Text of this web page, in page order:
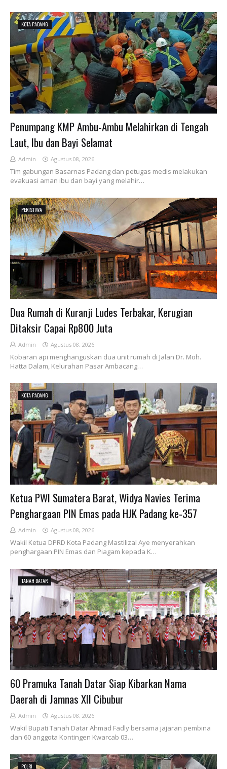
KOTA PADANG
Penumpang KMP Ambu-Ambu Melahirkan di Tengah
Laut, Ibu dan Bayi Selamat
Admin Agustus 08, 2026
Tim gabungan Basarnas Padang dan petugas medis melakukan
evakuasi aman ibu dan bayi yang melahir…
PERISTIWA
Dua Rumah di Kuranji Ludes Terbakar, Kerugian
Ditaksir Capai Rp800 Juta
Admin Agustus 08, 2026
Kobaran api menghanguskan dua unit rumah di Jalan Dr. Moh.
Hatta Dalam, Kelurahan Pasar Ambacang…
KOTA PADANG
Ketua PWI Sumatera Barat, Widya Navies Terima
Penghargaan PIN Emas pada HJK Padang ke-357
Admin Agustus 08, 2026
Wakil Ketua DPRD Kota Padang Mastilizal Aye menyerahkan
penghargaan PIN Emas dan Piagam kepada K…
TANAH DATAR
60 Pramuka Tanah Datar Siap Kibarkan Nama
Daerah di Jamnas XII Cibubur
Admin Agustus 08, 2026
Wakil Bupati Tanah Datar Ahmad Fadly bersama jajaran pembina
dan 60 anggota Kontingen Kwarcab 03…
POLRI